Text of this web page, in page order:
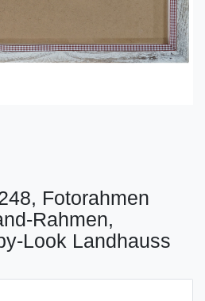
Fotorahmen
Rahmen,
Look Landhauss